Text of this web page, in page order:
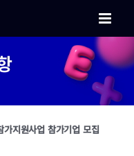
지원사업 참가기업 모집